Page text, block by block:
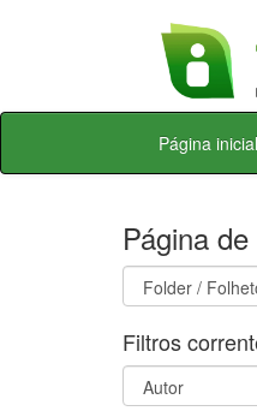
Skip
Página inicial
Página
Filtros